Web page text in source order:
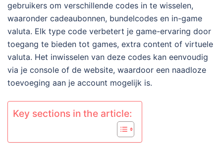
gebruikers om verschillende codes in te wisselen,
waaronder cadeaubonnen, bundelcodes en in-game
valuta. Elk type code verbetert je game-ervaring door
toegang te bieden tot games, extra content of virtuele
valuta. Het inwisselen van deze codes kan eenvoudig
via je console of de website, waardoor een naadloze
toevoeging aan je account mogelijk is.
Key sections in the article: